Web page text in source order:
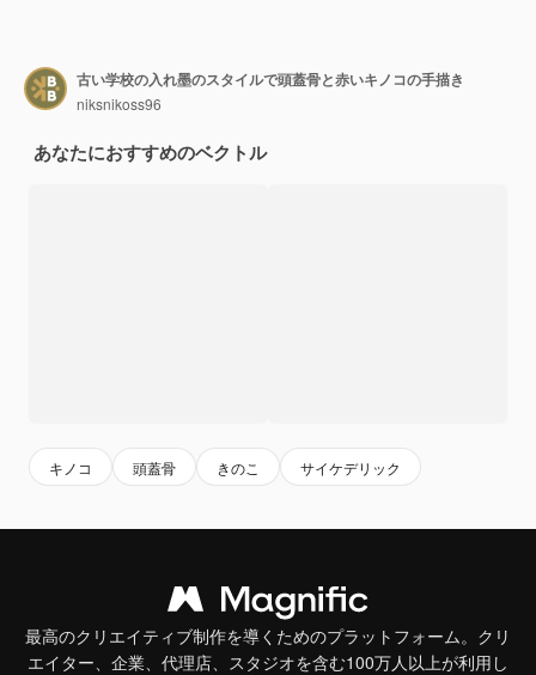
古い学校の入れ墨のスタイルで頭蓋骨と赤いキノコの手描き
niksnikoss96
あなたにおすすめのベクトル
キノコ 頭蓋骨 きのこ サイケデリック
最高のクリエイティブ制作を導くためのプラットフォーム。クリ
エイター、企業、代理店、スタジオを含む100万人以上が利用し